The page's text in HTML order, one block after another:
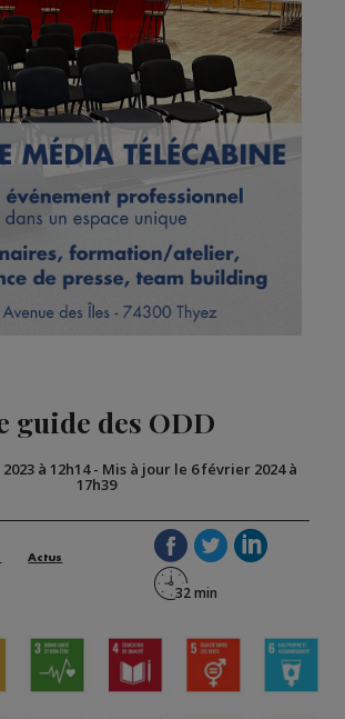
guide des ODD
à 12h14- Mis à jour le 6 février 2024 à
17h39
Actus